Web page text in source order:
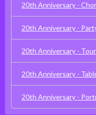
20th Anniversary -
20th Anniversary -
20th Anniversary -
20th Anniversary -
20th Anniversary -